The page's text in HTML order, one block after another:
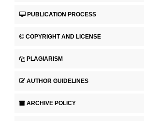
PUBLICATION PROCESS
COPYRIGHT AND LICENSE
PLAGIARISM
AUTHOR GUIDELINES
ARCHIVE POLICY